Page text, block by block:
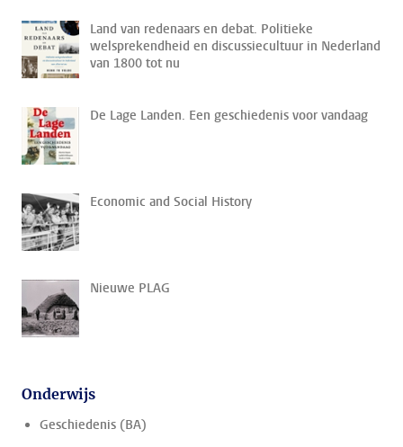
Land van redenaars en debat. Politieke
welsprekendheid en discussiecultuur in Nederland
van 1800 tot nu
De Lage Landen. Een geschiedenis voor vandaag
Economic and Social History
Nieuwe PLAG
Onderwijs
Geschiedenis (BA)